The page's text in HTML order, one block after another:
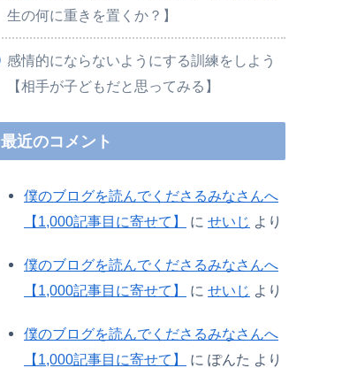
生の何に重きを置くか？】
感情的にならないようにする訓練をしよう
【相手が子どもだと思ってみる】
最近のコメント
僕のブログを読んでくださるみなさんへ
【1,000記事目に寄せて】
に せいじ より
僕のブログを読んでくださるみなさんへ
【1,000記事目に寄せて】
に せいじ より
僕のブログを読んでくださるみなさんへ
【1,000記事目に寄せて】
に ぽんた より